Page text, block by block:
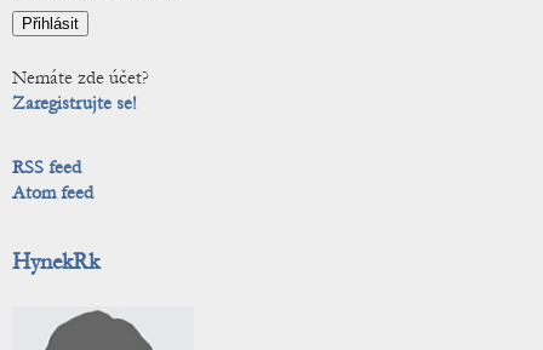
Nemáte zde účet?
Zaregistrujte se!
RSS feed
Atom feed
HynekRk